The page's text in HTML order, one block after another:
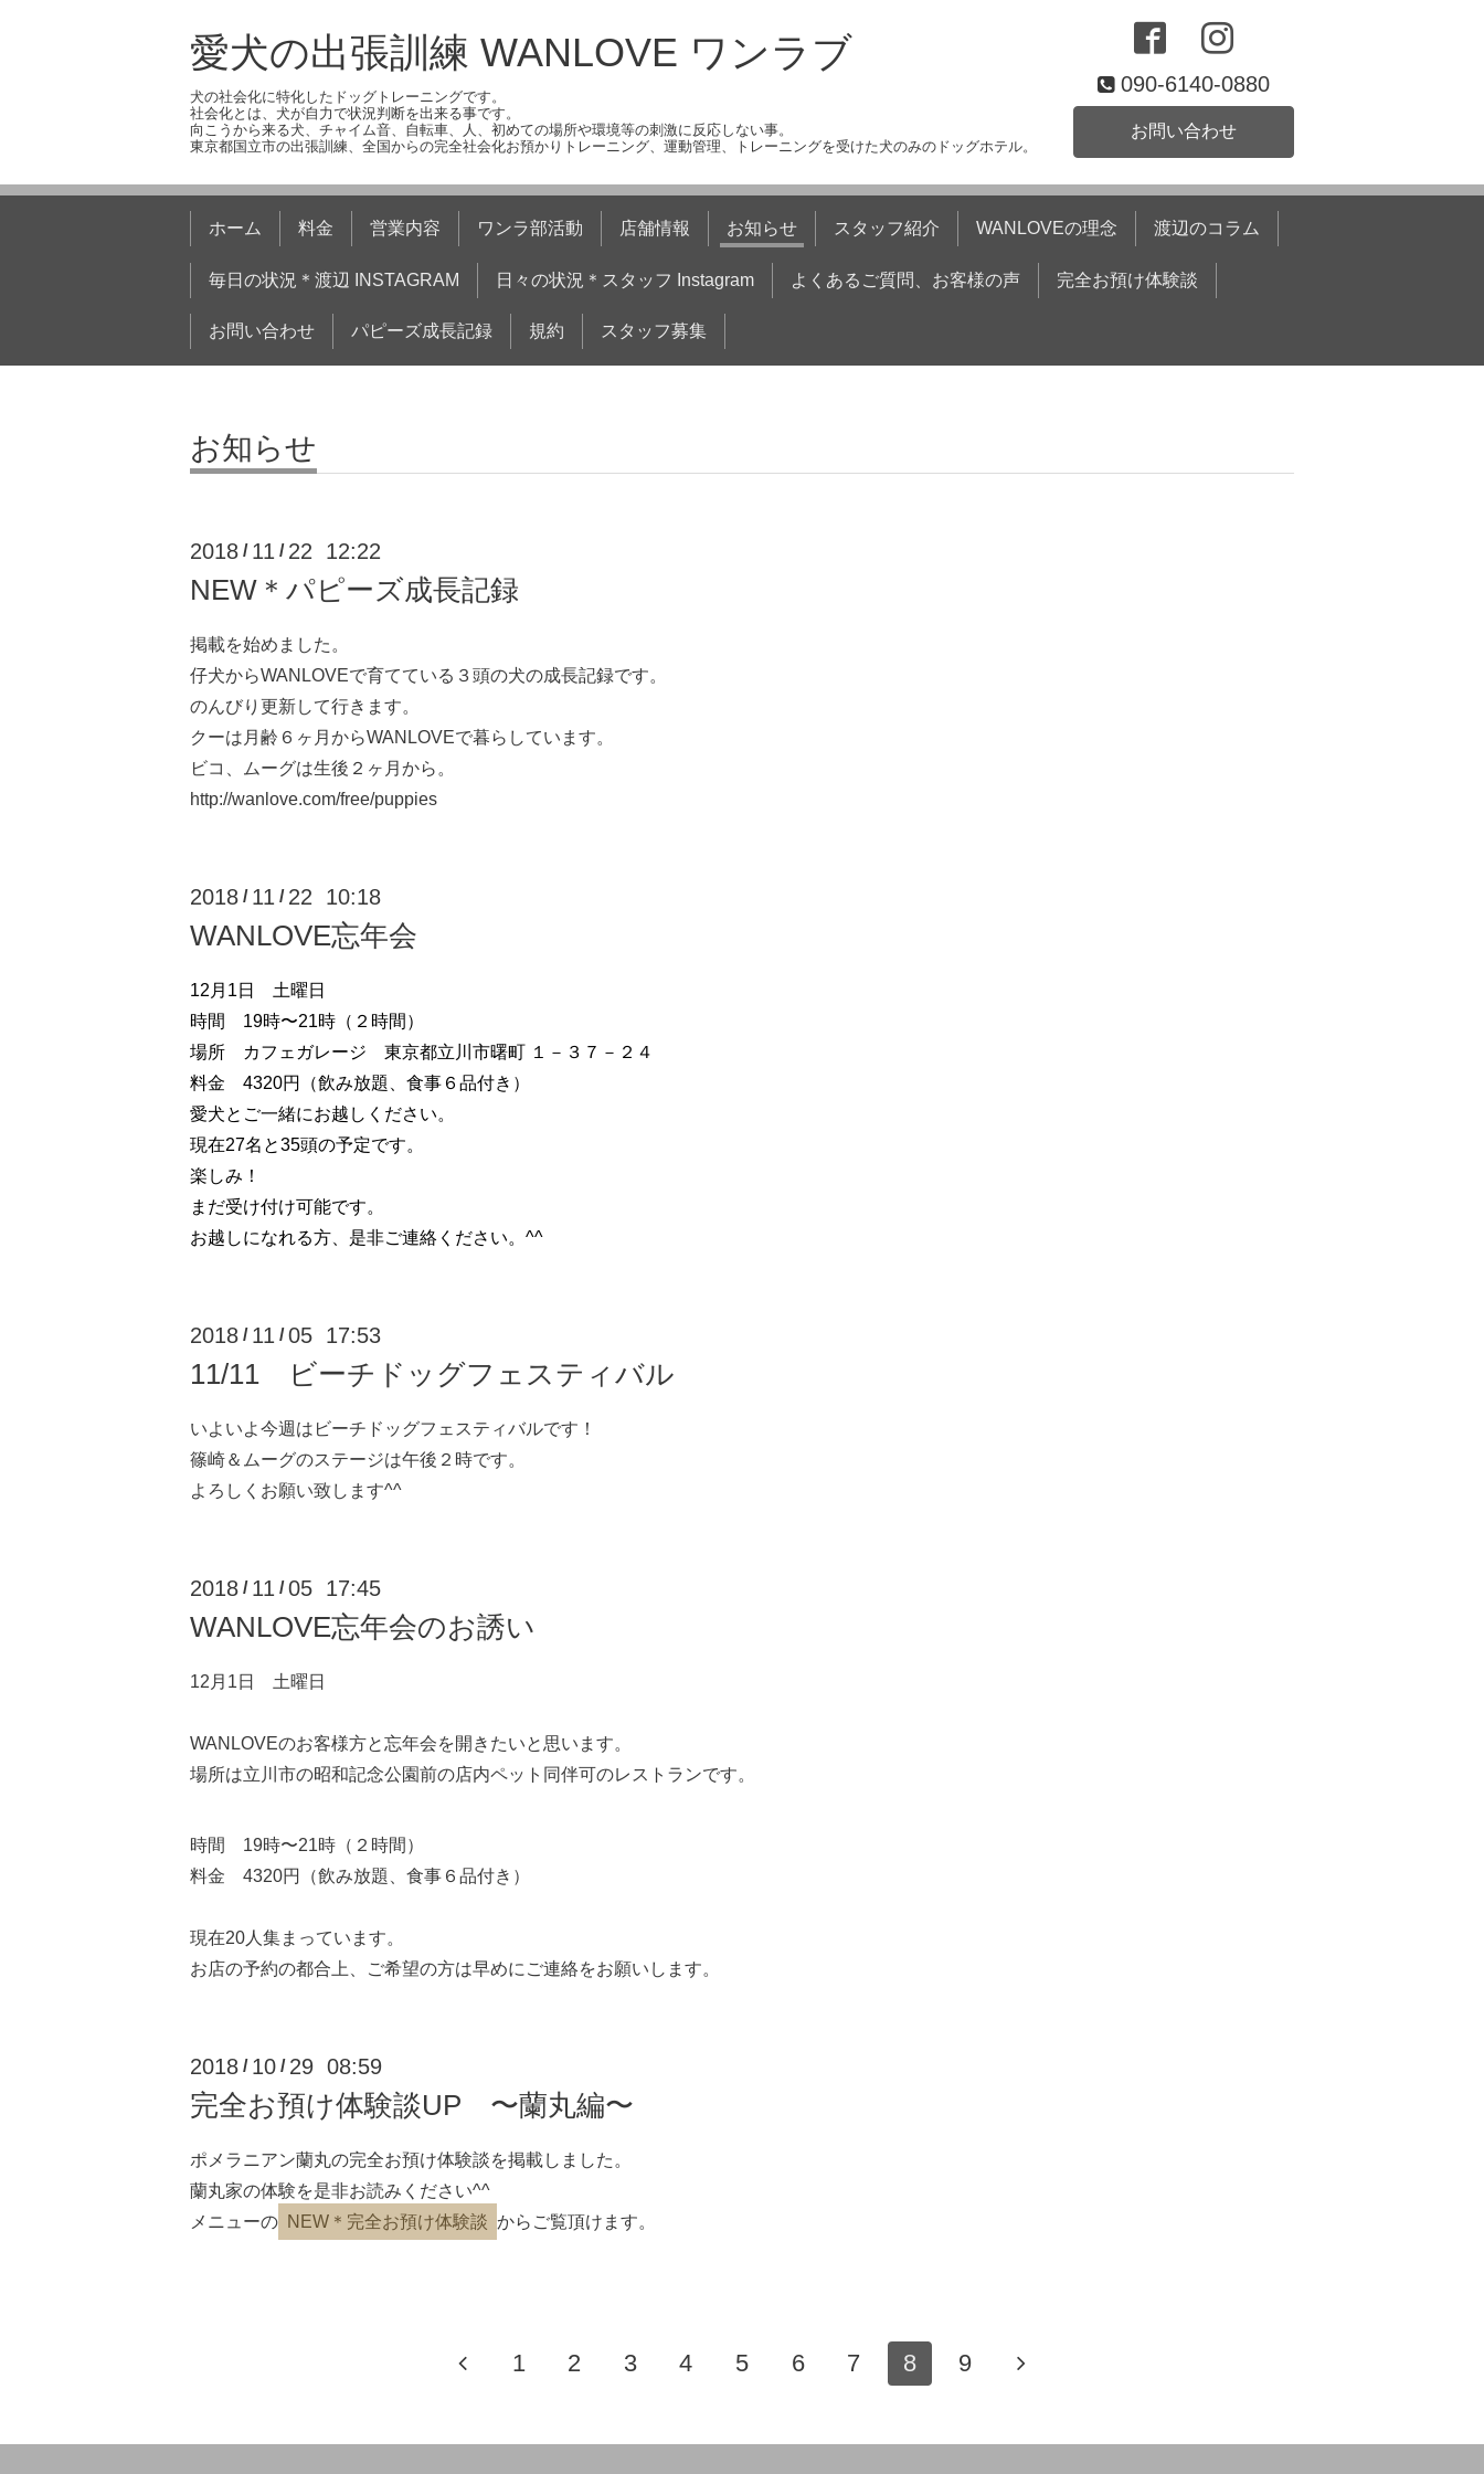
愛犬の出張訓練 WANLOVE ワンラブ
犬の社会化に特化したドッグトレーニングです。
社会化とは、犬が自力で状況判断を出来る事です。
向こうから来る犬、チャイム音、自転車、人、初めての場所や環境等の刺激に反応しない事。
東京都国立市の出張訓練、全国からの完全社会化お預かりトレーニング、運動管理、トレーニングを受けた犬のみのドッグホテル。
090-6140-0880
お問い合わせ
ホーム 料金 営業内容 ワンラ部活動 店舗情報 お知らせ スタッフ紹介 WANLOVEの理念 渡辺のコラム
毎日の状況＊渡辺 INSTAGRAM 日々の状況＊スタッフ Instagram よくあるご質問、お客様の声 完全お預け体験談
お問い合わせ パピーズ成長記録 規約 スタッフ募集
お知らせ
2018 / 11 / 22 12:22
NEW＊パピーズ成長記録
掲載を始めました。
仔犬からWANLOVEで育てている３頭の犬の成長記録です。
のんびり更新して行きます。
クーは月齢６ヶ月からWANLOVEで暮らしています。
ビコ、ムーグは生後２ヶ月から。
http://wanlove.com/free/puppies
2018 / 11 / 22 10:18
WANLOVE忘年会
12月1日 土曜日
時間 19時〜21時（２時間）
場所
カフェガレージ 東京都立川市曙町 １－３７－２４
料金 4320円（飲み放題、食事６品付き）
愛犬とご一緒にお越しください。
現在27名と35頭の予定です。
楽しみ！
まだ受け付け可能です。
お越しになれる方、是非ご連絡ください。^^
2018 / 11 /05 17:53
11/11 ビーチドッグフェスティバル
いよいよ今週はビーチドッグフェスティバルです！
篠崎＆ムーグのステージは午後２時です。
よろしくお願い致します^^
2018 / 11 /05 17:45
WANLOVE忘年会のお誘い
12月1日 土曜日
WANLOVEのお客様方と忘年会を開きたいと思います。
場所は立川市の昭和記念公園前の店内ペット同伴可のレストランです。
時間 19時〜21時（２時間）
料金 4320円（飲み放題、食事６品付き）
現在20人集まっています。
お店の予約の都合上、ご希望の方は早めにご連絡をお願いします。
2018 / 10 / 29 08:59
完全お預け体験談UP 〜蘭丸編〜
ポメラニアン蘭丸の完全お預け体験談を掲載しました。
蘭丸家の体験を是非お読みください^^
メニューの NEW＊完全お預け体験談 からご覧頂けます。
1 2 3 4 5 6 7 8 9